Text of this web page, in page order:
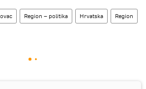
Region – politika Hrvatska Region